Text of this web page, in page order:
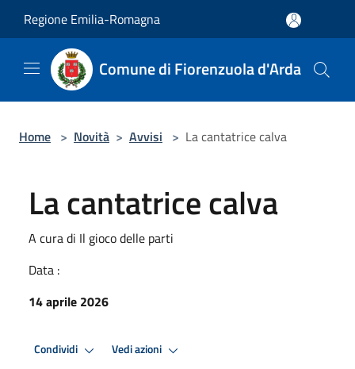
Regione Emilia-Romagna
Comune di Fiorenzuola d'Arda
Home > Novità > Avvisi > La cantatrice calva
La cantatrice calva
A cura di Il gioco delle parti
Data :
14 aprile 2026
Condividi Vedi azioni